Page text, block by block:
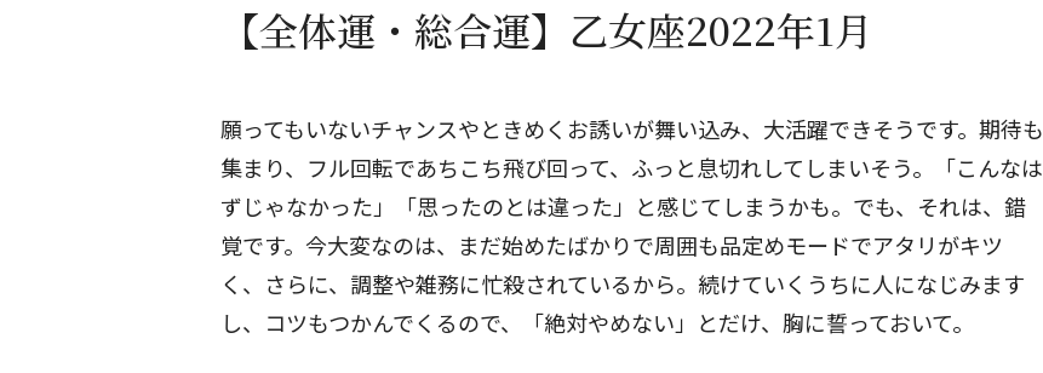
【全体運・総合運】乙女座2022年1月
願ってもいないチャンスやときめくお誘いが舞い込み、大活躍できそうです。期待も
集まり、フル回転であちこち飛び回って、ふっと息切れしてしまいそう。「こんなは
ずじゃなかった」「思ったのとは違った」と感じてしまうかも。でも、それは、錯
覚です。今大変なのは、まだ始めたばかりで周囲も品定めモードでアタリがキツ
く、さらに、調整や雑務に忙殺されているから。続けていくうちに人になじみます
し、コツもつかんでくるので、「絶対やめない」とだけ、胸に誓っておいて。